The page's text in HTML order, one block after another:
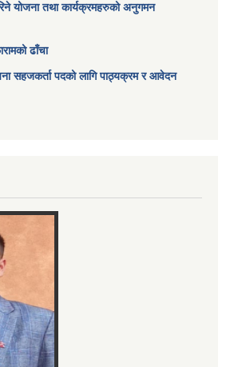
योजना तथा कार्यक्रमहरुको अनुगमन
ढाँचा
सहजकर्ता पदको लागि पाठ्यक्रम र आवेदन